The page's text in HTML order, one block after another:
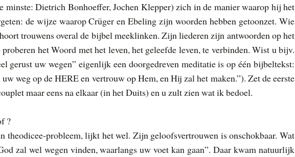
minste:Dietrich Bonhoeffer, Jochen Klepper)zich in de manier waarop hij het
de wijze waarop Crüger en Ebeling zijn woorden hebben getoonzet. Wie
trouwens overal de bijbel meeklinken. Zijn liederen zijn antwoorden op het
het Woord met het leven, het geleefde leven, te verbinden. Wist u bijv.
gerust uw wegen” eigenlijk een doorgedreven meditatie is op één bijbeltekst:
weg op de HERE en vertrouw op Hem, en Hij zal het maken.”). Zet de eerste
maar eens na elkaar (in het Duits) en u zult zien wat ik bedoel.
?
theodicee-probleem, lijkt het wel. Zijn geloofsvertrouwen is onschokbaar. Wat
zal wel wegen vinden, waarlangs uw voet kan gaan”. Daar kwam natuurlijk